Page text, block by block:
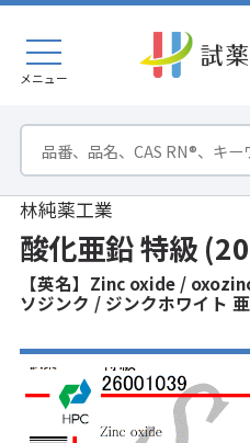
メニュー
林純薬工業
酸化亜鉛 特級
【英名】Zinc oxide /
ソジンク / ジンクホワイト